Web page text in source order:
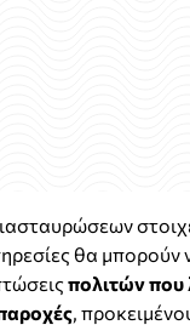
θα μπορούν
πολιτών
,